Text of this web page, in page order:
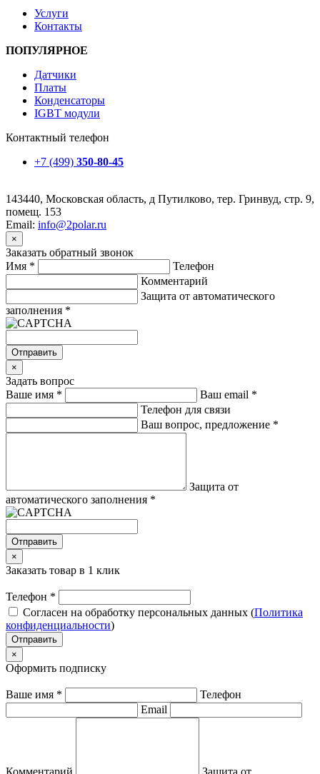
Услуги
Контакты
ПОПУЛЯРНОЕ
Датчики
Платы
Конденсаторы
IGBT модули
Контактный телефон
+7 (499) 350-80-45
143440, Московская область, д Путилково, тер. Гринвуд, стр. 9,
помещ. 153
Email: info@2polar.ru
×
Заказать обратный звонок
Имя *
Телефон
Комментарий
Защита от автоматического
заполнения *
Отправить
×
Задать вопрос
Ваше имя * Ваш email *
Телефон для связи
Ваш вопрос, предложение *
Защита от
автоматического заполнения *
Отправить
×
Заказать товар в 1 клик
Телефон *
Согласен на обработку персональных данных (Политика
конфиденциальности)
Отправить
×
Оформить подписку
Ваше имя *
Телефон
Email
Комментарий Защита от